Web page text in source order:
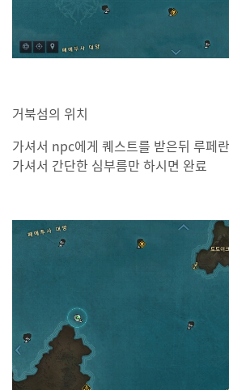
거북섬의 위치
가셔서 npc에게 퀘스트를 받은뒤 루페
가셔서 간단한 심부름만 하시면 완료